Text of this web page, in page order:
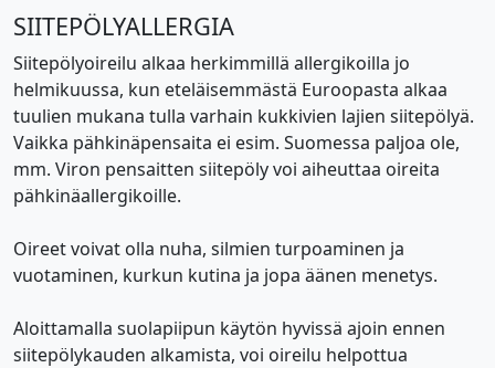
SIITEPÖLYALLERGIA
Siitepölyoireilu alkaa herkimmillä allergikoilla jo
helmikuussa, kun eteläisemmästä Euroopasta alkaa
tuulien mukana tulla varhain kukkivien lajien siitepölyä.
Vaikka pähkinäpensaita ei esim. Suomessa paljoa ole,
mm. Viron pensaitten siitepöly voi aiheuttaa oireita
pähkinäallergikoille.
Oireet voivat olla nuha, silmien turpoaminen ja
vuotaminen, kurkun kutina ja jopa äänen menetys.
Aloittamalla suolapiipun käytön hyvissä ajoin ennen
siitepölykauden alkamista, voi oireilu helpottua